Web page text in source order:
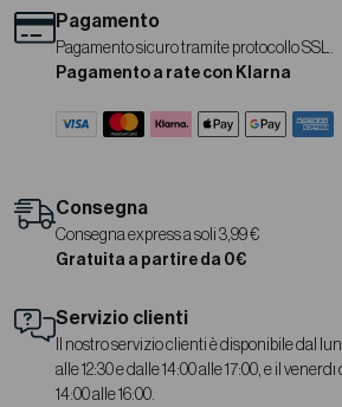
Pagamento
Pagamento sicuro tramite protocollo SSL.
Pagamento a rate con Klarna
Consegna
Consegna express a soli 3,99 €
Gratuita a partire da 0€
Servizio clienti
Il nostro servizio clienti è disponibile dal
alle 12:30 e dalle 14:00 alle 17:00, e il
14:00 alle 16:00.